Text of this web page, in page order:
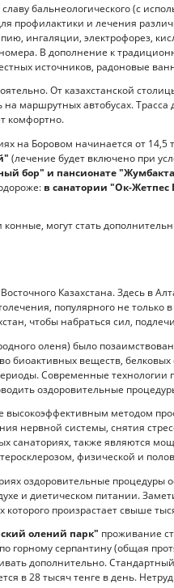
бальнеологического (с
профилактики и лечения
ингаляции, электрофорез,
В дополнение к
источников, радоновые
От казахстанской
на маршрутных автобусах. Трасса
комфортно.
на Боровом начинается от 14,5
(лечение будет включено при
бор" и пансионате
в санатории "Ок-Жетпес
могут стать
Казахстана. Здесь в
популярного не только
чтобы набраться сил,
оленя) было
биоактивных веществ,
Современные технологии
оздоровительные
высокоэффективным методом
нервной системы, снятия
санаториях, также являются
физической и
оздоровительные процедуры
и диетическом питании.
которого произрастает свыше
олений парк" проживание
горному серпантину (общая
дополнительно.
в 28 тысяч тенге в день.